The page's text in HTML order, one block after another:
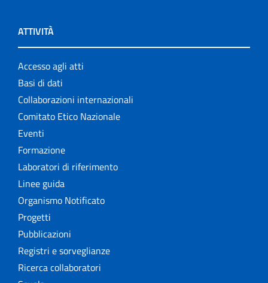
ATTIVITÀ
Accesso agli atti
Basi di dati
Collaborazioni internazionali
Comitato Etico Nazionale
Eventi
Formazione
Laboratori di riferimento
Linee guida
Organismo Notificato
Progetti
Pubblicazioni
Registri e sorveglianze
Ricerca collaboratori